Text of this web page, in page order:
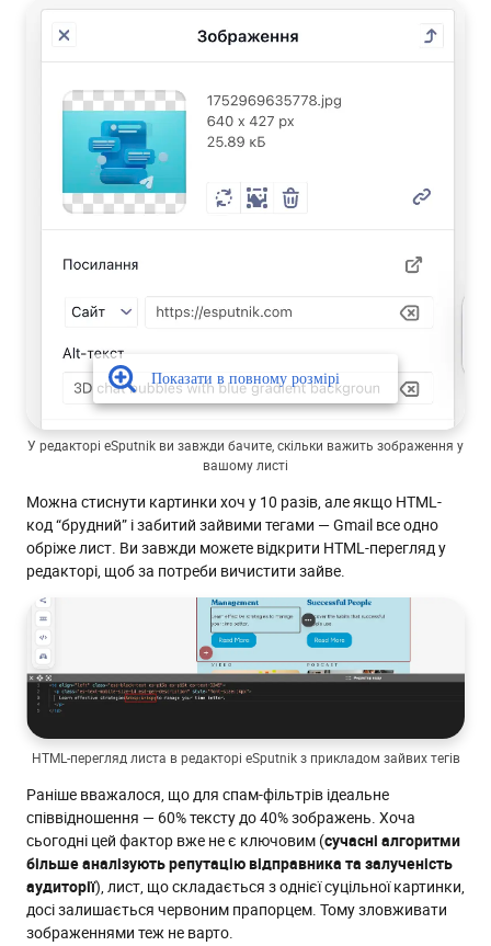
У редакторі eSputnik ви завжди бачите, скільки важить зображення у
вашому листі
Можна стиснути картинки хоч у 10 разів, але якщо HTML-
код “брудний” і забитий зайвими тегами — Gmail все одно
обріже лист. Ви завжди можете відкрити HTML-перегляд у
редакторі, щоб за потреби вичистити зайве.
HTML-перегляд листа в редакторі eSputnik з прикладом зайвих тегів
Раніше вважалося, що для спам-фільтрів ідеальне
співвідношення — 60% тексту до 40% зображень. Хоча
сьогодні цей фактор вже не є ключовим (сучасні алгоритми
більше аналізують репутацію відправника та залученість
аудиторії), лист, що складається з однієї суцільної картинки,
досі залишається червоним прапорцем. Тому зловживати
зображеннями теж не варто.